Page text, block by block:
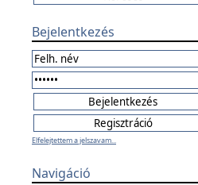
Bejelentkezés
Elfelejtettem a jelszavam...
Navigáció